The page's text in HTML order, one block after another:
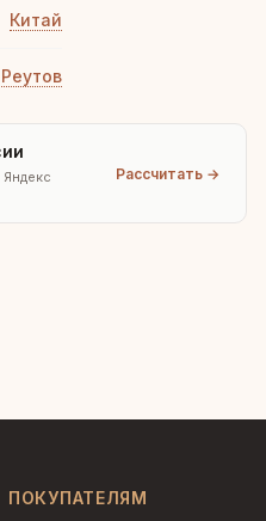
Китай
Реутов
Рассчитать →
ПОКУПАТЕЛЯМ